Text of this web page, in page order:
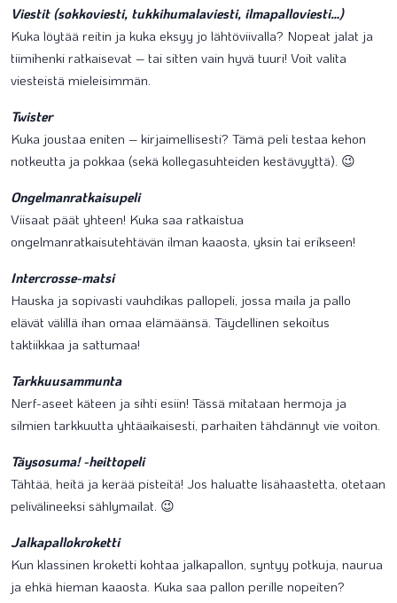
Viestit (sokkoviesti, tukkihumalaviesti, ilmapalloviesti…)
Kuka löytää reitin ja kuka eksyy jo lähtöviivalla? Nopeat jalat ja
tiimihenki ratkaisevat – tai sitten vain hyvä tuuri! Voit valita
viesteistä mieleisimmän.
Twister
Kuka joustaa eniten – kirjaimellisesti? Tämä peli testaa kehon
notkeutta ja pokkaa (sekä kollegasuhteiden kestävyyttä). 😉
Ongelmanratkaisupeli
Viisaat päät yhteen! Kuka saa ratkaistua
ongelmanratkaisutehtävän ilman kaaosta, yksin tai erikseen!
Intercrosse-matsi
Hauska ja sopivasti vauhdikas pallopeli, jossa maila ja pallo
elävät välillä ihan omaa elämäänsä. Täydellinen sekoitus
taktiikkaa ja sattumaa!
Tarkkuusammunta
Nerf-aseet käteen ja sihti esiin! Tässä mitataan hermoja ja
silmien tarkkuutta yhtäaikaisesti, parhaiten tähdännyt vie voiton.
Täysosuma! -heittopeli
Tähtää, heitä ja kerää pisteitä! Jos haluatte lisähaastetta, otetaan
pelivälineeksi sählymailat. 😉
Jalkapallokroketti
Kun klassinen kroketti kohtaa jalkapallon, syntyy potkuja, naurua
ja ehkä hieman kaaosta. Kuka saa pallon perille nopeiten?